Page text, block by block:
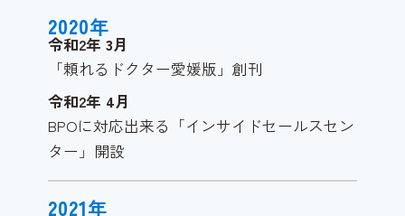
2020年
令和2年 3月
「頼れるドクター愛媛版」創刊
令和2年 4月
BPOに対応出来る「インサイドセールスセン
ター」開設
2021年